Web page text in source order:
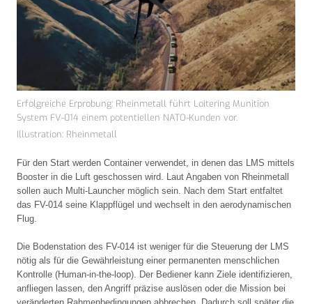
Erfolgreiche Erprobung: Rheinmetall führt Loitering Munition
System FV-014 einem potentiellen NATO-Kunden vor.
Illustration: Rheinmetall
Für den Start werden Container verwendet, in denen das LMS mittels
Booster in die Luft geschossen wird. Laut Angaben von Rheinmetall
sollen auch Multi-Launcher möglich sein. Nach dem Start entfaltet
das FV-014 seine Klappflügel und wechselt in den aerodynamischen
Flug.
Die Bodenstation des FV-014 ist weniger für die Steuerung der LMS
nötig als für die Gewährleistung einer permanenten menschlichen
Kontrolle (Human-in-the-loop). Der Bediener kann Ziele identifizieren,
anfliegen lassen, den Angriff präzise auslösen oder die Mission bei